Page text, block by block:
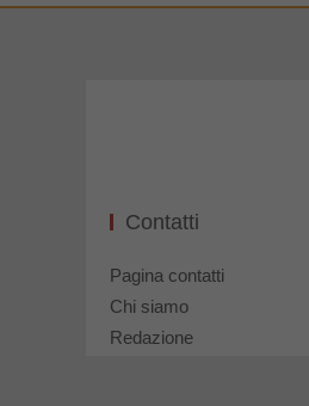
Contatti
Pagina contatti
Chi siamo
Redazione